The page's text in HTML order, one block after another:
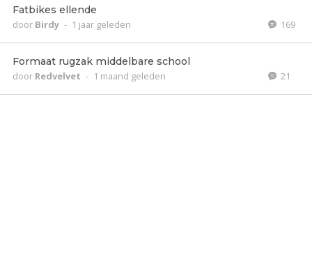
Fatbikes ellende
door Birdy - 1 jaar geleden 169
Formaat rugzak middelbare school
door Redvelvet - 1 maand geleden 21